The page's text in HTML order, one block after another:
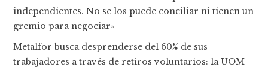
independientes. No se los puede conciliar ni tienen un
gremio para negociar»
Metalfor busca desprenderse del 60% de sus
trabajadores a través de retiros voluntarios: la UOM